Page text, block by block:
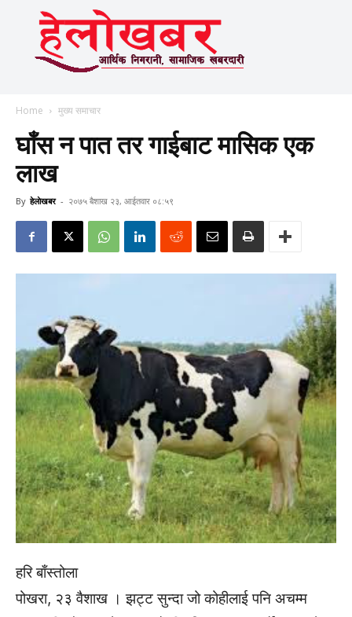
Home मुख्य समाचार
घाँस न पात तर गाईबाट मासिक एक
लाख
By हेलाेखबर - २०७५ बैशाख २३, आईतवार ०८:५९
हरि बाँस्तोला
पोखरा, २३ वैशाख । झट्ट सुन्दा जो कोहीलाई पनि अचम्म